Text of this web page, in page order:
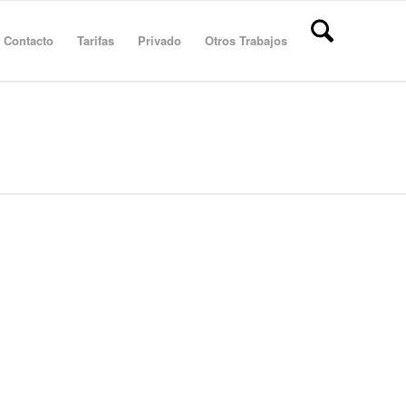
Contacto Tarifas Privado Otros Trabajos